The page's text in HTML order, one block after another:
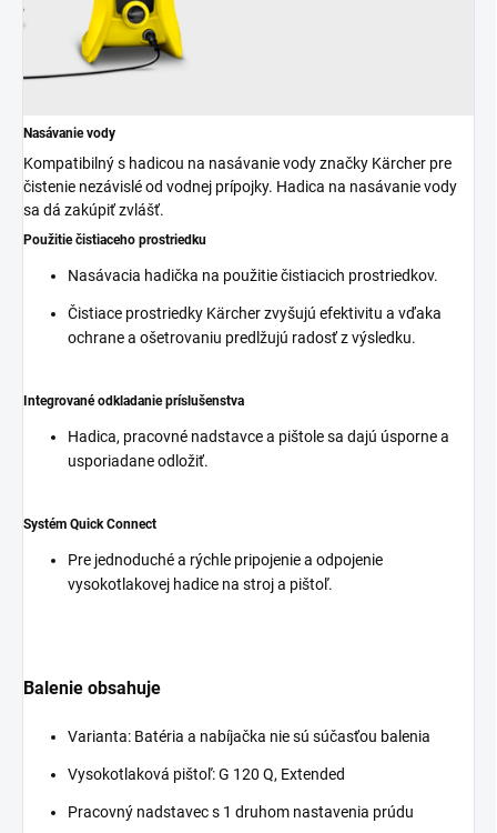
Nasávanie vody
Kompatibilný s hadicou na nasávanie vody značky Kärcher pre
čistenie nezávislé od vodnej prípojky. Hadica na nasávanie vody
sa dá zakúpiť zvlášť.
Použitie čistiaceho prostriedku
Nasávacia hadička na použitie čistiacich prostriedkov.
Čistiace prostriedky Kärcher zvyšujú efektivitu a vďaka
ochrane a ošetrovaniu predlžujú radosť z výsledku.
Integrované odkladanie príslušenstva
Hadica, pracovné nadstavce a pištole sa dajú úsporne a
usporiadane odložiť.
Systém Quick Connect
Pre jednoduché a rýchle pripojenie a odpojenie
vysokotlakovej hadice na stroj a pištoľ.
Balenie obsahuje
Varianta: Batéria a nabíjačka nie sú súčasťou balenia
Vysokotlaková pištoľ: G 120 Q, Extended
Pracovný nadstavec s 1 druhom nastavenia prúdu